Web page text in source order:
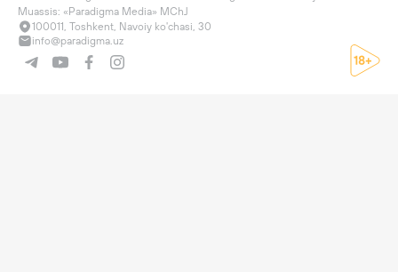
Muassis: «Paradigma Media» MChJ
100011, Toshkent, Navoiy ko'chasi, 30
info@paradigma.uz